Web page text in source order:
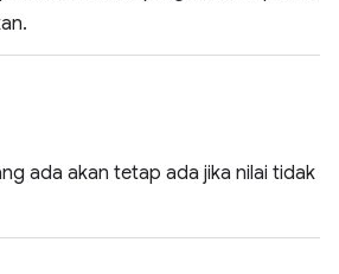
ada akan tetap ada jika nilai tidak